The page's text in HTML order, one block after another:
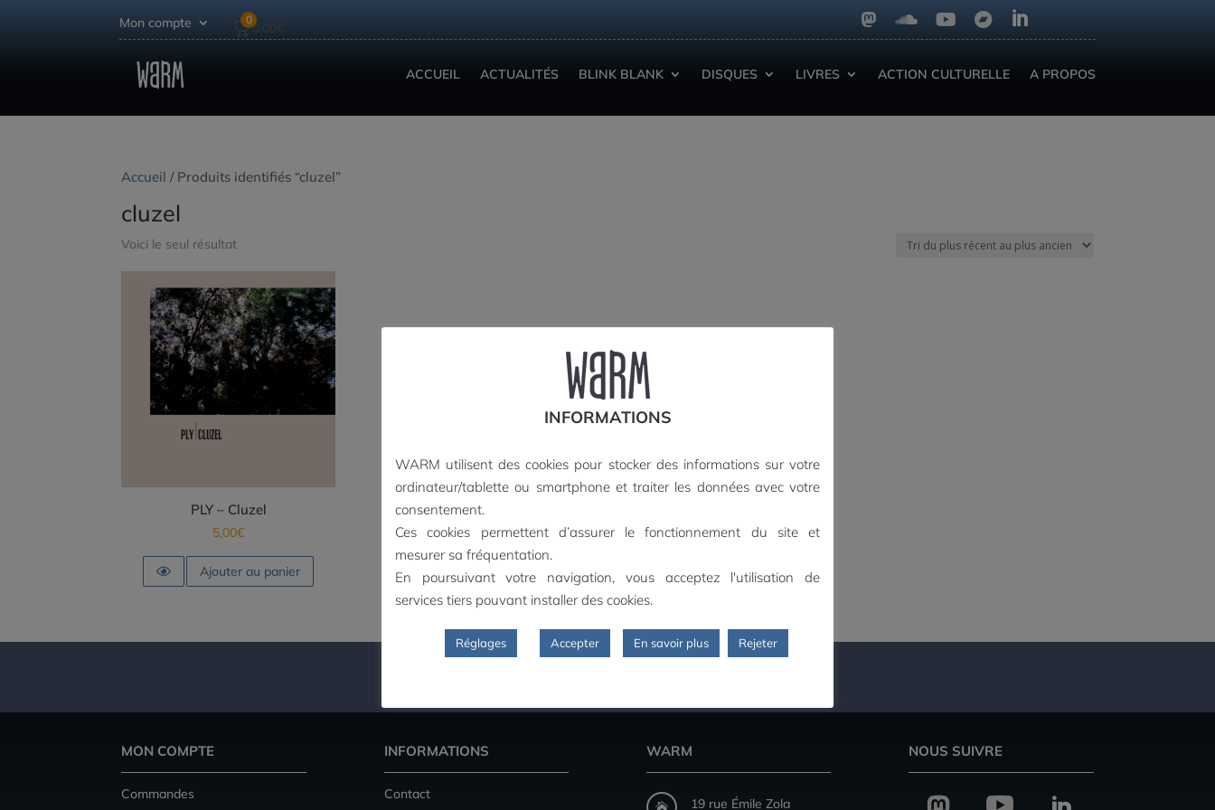
Mon compte 00,00 €     
ACCUEIL ACTUALITÉS BLINK BLANK DISQUES LIVRES ACTION CULTURELLE A PROPOS
Accueil / Produits identifiés “cluzel”
cluzel
Voici le seul résultat
PLY – Cluzel
5,00€
Ajouter au panier
MON COMPTE
Commandes
INFORMATIONS
Contact
WARM
 19 rue Émile Zola
NOUS SUIVRE
INFORMATIONS
WARM utilisent des cookies pour stocker des informations sur votre
ordinateur/tablette ou smartphone et traiter les données avec votre
consentement.
Ces cookies permettent d’assurer le fonctionnement du site et
mesurer sa fréquentation.
En poursuivant votre navigation, vous acceptez l'utilisation de
services tiers pouvant installer des cookies.
Réglages Accepter En savoir plus Rejeter